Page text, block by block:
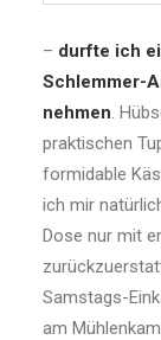
– durfte ich
Schlemmer-
nehmen.
praktischen
formidable
ich mir
Dose nur mit
Samstags-
am